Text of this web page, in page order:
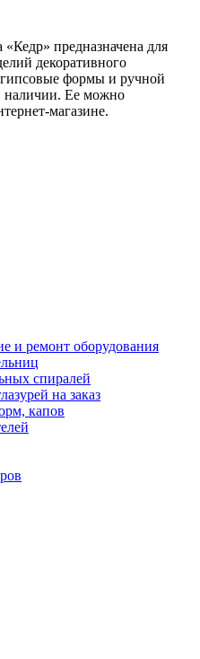
предназначена для
декоративного
формы и ручной
наличии. Ее можно
магазине.
и ремонт оборудования
спиралей
на заказ
капов